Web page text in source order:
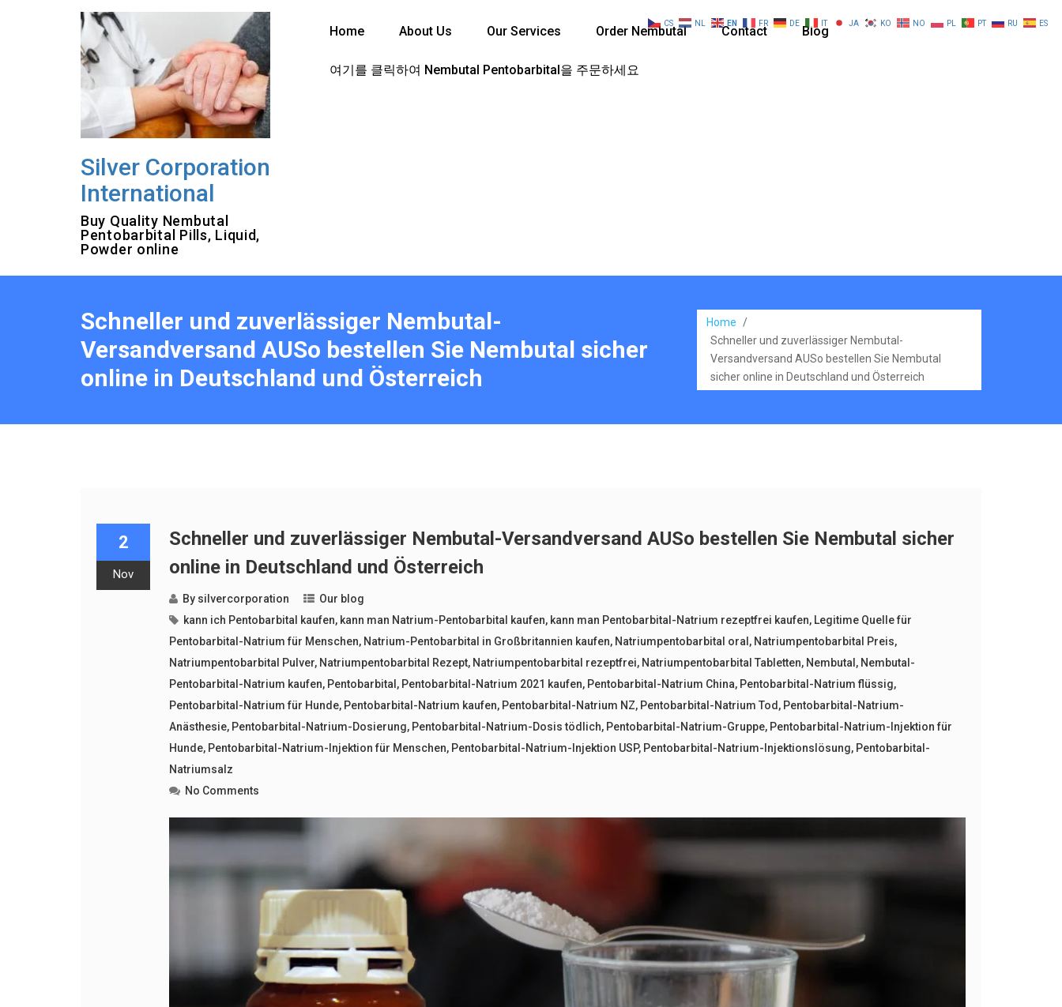
Silver Corporation
International
Buy Quality Nembutal
Pentobarbital Pills, Liquid,
Powder online
Home About Us Our Services Order Nembutal Contact Blog
여기를 클릭하여 Nembutal Pentobarbital을 주문하세요
Schneller und zuverlässiger Nembutal-
Versandversand AUSo bestellen Sie Nembutal sicher
online in Deutschland und Österreich
Home
/
Schneller und zuverlässiger Nembutal-
Versandversand AUSo bestellen Sie Nembutal
sicher online in Deutschland und Österreich
2
Nov
Schneller und zuverlässiger Nembutal-Versandversand AUSo bestellen Sie Nembutal sicher
online in Deutschland und Österreich
By silvercorporation
Our blog
kann ich Pentobarbital kaufen, kann man Natrium-Pentobarbital kaufen, kann man Pentobarbital-Natrium rezeptfrei kaufen, Legitime Quelle für
Pentobarbital-Natrium für Menschen, Natrium-Pentobarbital in Großbritannien kaufen, Natriumpentobarbital oral , Natriumpentobarbital Preis,
Natriumpentobarbital Pulver, Natriumpentobarbital Rezept, Natriumpentobarbital rezeptfrei, Natriumpentobarbital Tabletten, Nembutal , Nembutal-
Pentobarbital-Natrium kaufen, Pentobarbital , Pentobarbital-Natrium 2021 kaufen, Pentobarbital-Natrium China, Pentobarbital-Natrium flüssig,
Pentobarbital-Natrium für Hunde, Pentobarbital-Natrium kaufen, Pentobarbital-Natrium NZ, Pentobarbital-Natrium Tod , Pentobarbital-Natrium-
Anästhesie, Pentobarbital-Natrium-Dosierung, Pentobarbital-Natrium-Dosis tödlich, Pentobarbital-Natrium-Gruppe, Pentobarbital-Natrium-Injektion für
Hunde, Pentobarbital-Natrium-Injektion für Menschen, Pentobarbital-Natrium-Injektion USP, Pentobarbital-Natrium-Injektionslösung, Pentobarbital-
Natriumsalz
No Comments
CS NL EN FR DE IT JA KO NO PL PT RU ES